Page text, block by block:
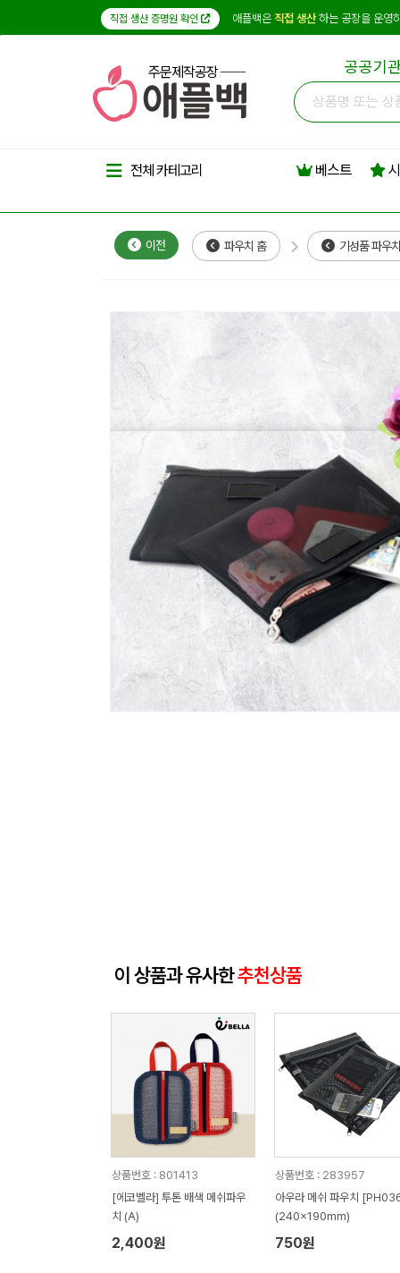
직접 생산 증명원 확인 애플백은 직접 생산하는 공장을 운영
주문제작공장 공공기
전체 카테고리 베스트
이전 파우치 홈 기성품 파우치
이 상품과 유사한추천상품
상품번호 : 801413
[에코벨라] 투톤 배색 메쉬파우
치 (A)
2,400원
상품번호 : 283957
아우라 메쉬 파우치
(240x190mm)
750원